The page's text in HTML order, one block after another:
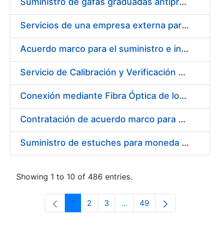
Servicios de una empresa externa para el asesoramiento y resolución de los recursos de alzada que se presentan relacionados con procesos de selección para la FNMT-RCM
Acuerdo marco para el suministro e instalación de persianas, estores y otros complementos
Servicio de Calibración y Verificación Externa de los Equipos de Medición del Servicio de Prevención de la FNMT-RCM
Conexión mediante Fibra Óptica de los Centros de Proceso de Datos (CPDs) de las sedes de la FNMT-RCM de Burgos y Madrid
Contratación de acuerdo marco para el Suministro de Material de Electricidad para la Fábrica Nacional de Moneda y Timbre-Real Casa de la Moneda en su centro de trabajo de Burgos
Suministro de estuches para moneda de 30 €
Showing 1 to 10 of 486 entries.
Page
1 Page
2 Page
3 ...Intermediate Pages Use
Page
49